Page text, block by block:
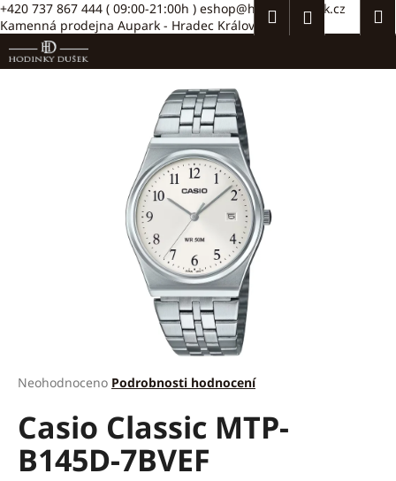
Přejít
na
+420 737 867 444 ( 09:00-21:00h ) eshop@hodinkydusek.cz
Kamenná prodejna Aupark - Hradec Králové >>
HledatPřihlášení
Průměrné
produktu
je
0,0
Neohodnoceno Podrobnosti hodnocení
Casio Classic MTP-
B145D-7BVEF
K
o
š
í
Zpět
Zpět
e
n
a
j
í